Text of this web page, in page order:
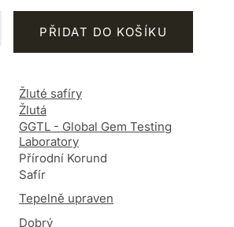
PŘIDAT DO KOŠÍKU
Žluté safíry
Žlutá
GGTL - Global Gem Testing
Laboratory
Přírodní Korund
Safír
Tepelně upraven
Dobrý